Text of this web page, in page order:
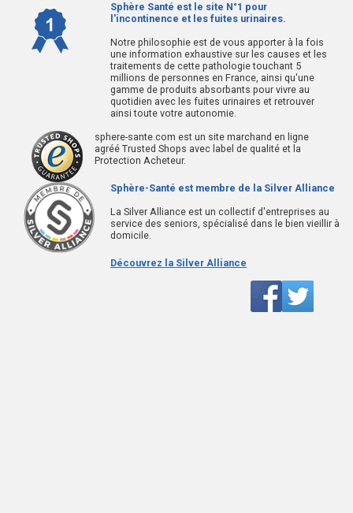
Sphère Santé est le site N°1 pour
l'incontinence et les fuites urinaires.
Notre philosophie est de vous apporter à la fois
une information exhaustive sur les causes et les
traitements de cette pathologie touchant 5
millions de personnes en France, ainsi qu'une
gamme de produits absorbants pour vivre au
quotidien avec les fuites urinaires et retrouver
ainsi toute votre autonomie.
sphere-sante.com est un site marchand en ligne
agréé Trusted Shops avec label de qualité et la
Protection Acheteur.
Sphère-Santé est membre de la Silver Alliance
La Silver Alliance est un collectif d'entreprises au
service des seniors, spécialisé dans le bien vieillir à
domicile.
Découvrez la Silver Alliance